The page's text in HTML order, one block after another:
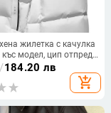
жилетка с качулка
модел, цип отпред,
дебела материя,
от патица, обем пух
и
/184.20 лв
add_shopping_cart